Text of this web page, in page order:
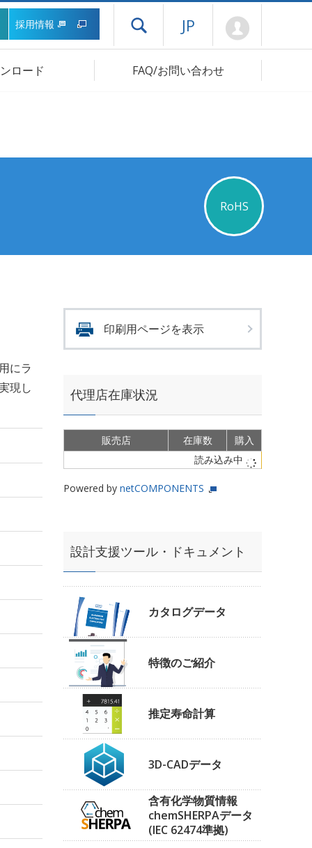
採用情報 ドロワーメニューを開く
JP
ロード FAQ/お問い合わせ
RoHS
にラ
現し
印刷用ページを表示
代理店在庫状況
販売店 在庫数
購入
読み込み中
Powered by netCOMPONENTS
設計支援ツール・ドキュメント
カタログデータ
特徴のご紹介
推定寿命計算
3D-CADデータ
含有化学物質情報
chemSHERPAデータ
(IEC 62474準拠)